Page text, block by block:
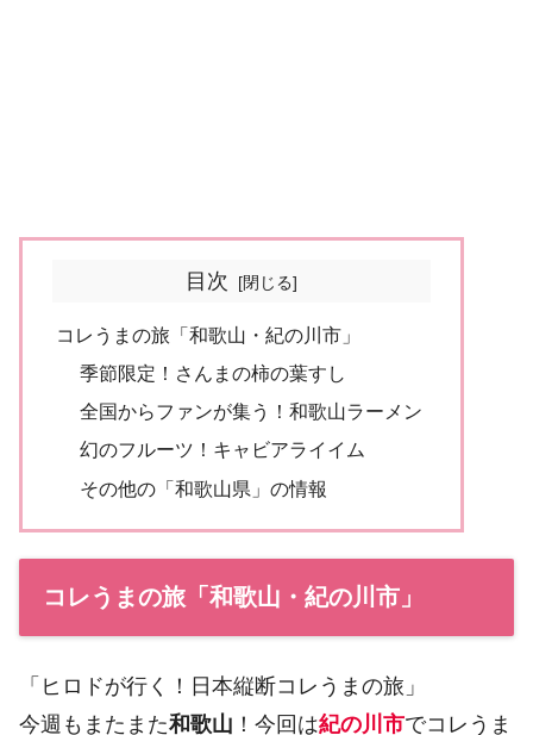
目次
コレうまの旅「和歌山・紀の川市」
季節限定！さんまの柿の葉すし
全国からファンが集う！和歌山ラーメン
幻のフルーツ！キャビアライイム
その他の「和歌山県」の情報
コレうまの旅「和歌山・紀の川市」
「ヒロドが行く！日本縦断コレうまの旅」
今週もまたまた和歌山 ！今回は紀の川市でコレうま